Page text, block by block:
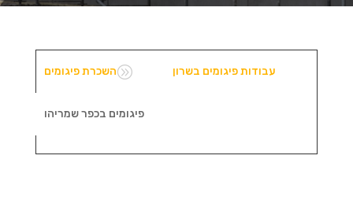
Aהשכרת פיגומים עבודות פיגומים בשרון
פיגומים בכפר שמריהו